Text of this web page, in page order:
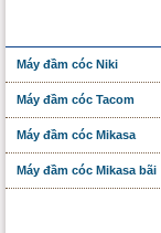
Máy đầm cóc Niki
Máy đầm cóc Tacom
Máy đầm cóc Mikasa
Máy đầm cóc Mikasa bãi